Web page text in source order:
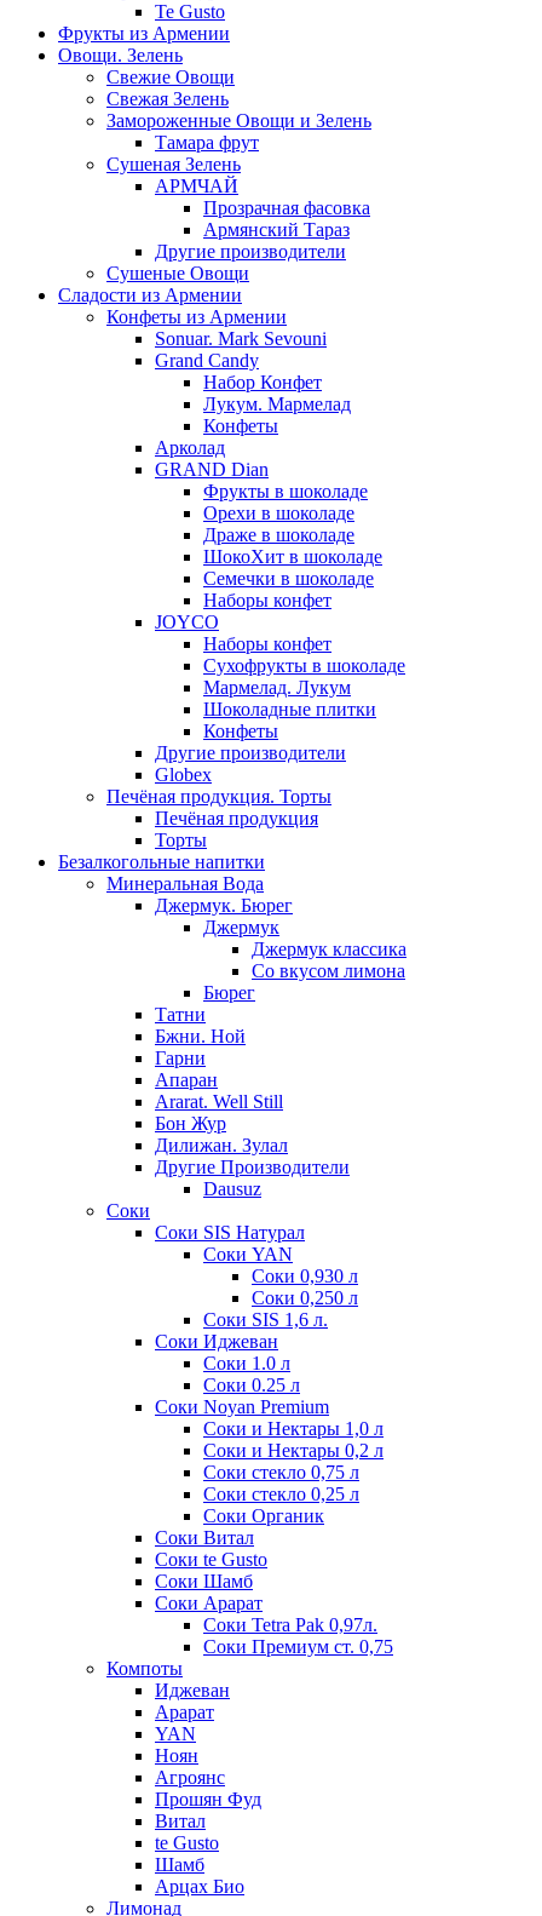
Te Gusto
Фрукты из Армении
Овощи. Зелень
Свежие Овощи
Свежая Зелень
Замороженные Овощи и Зелень
Тамара фрут
Сушеная Зелень
АРМЧАЙ
Прозрачная фасовка
Армянский Тараз
Другие производители
Сушеные Овощи
Сладости из Армении
Конфеты из Армении
Sonuar. Mark Sevouni
Grand Candy
Набор Конфет
Лукум. Мармелад
Конфеты
Арколад
GRAND Dian
Фрукты в шоколаде
Орехи в шоколаде
Драже в шоколаде
ШокоХит в шоколаде
Семечки в шоколаде
Наборы конфет
JOYCO
Наборы конфет
Сухофрукты в шоколаде
Мармелад. Лукум
Шоколадные плитки
Конфеты
Другие производители
Globex
Печёная продукция. Торты
Печёная продукция
Торты
Безалкогольные напитки
Минеральная Вода
Джермук. Бюрег
Джермук
Джермук классика
Со вкусом лимона
Бюрег
Татни
Бжни. Ной
Гарни
Апаран
Ararat. Well Still
Бон Жур
Дилижан. Зулал
Другие Производители
Dausuz
Соки
Соки SIS Натурал
Соки YAN
Соки 0,930 л
Соки 0,250 л
Соки SIS 1,6 л.
Соки Иджеван
Соки 1.0 л
Соки 0.25 л
Соки Noyan Premium
Соки и Нектары 1,0 л
Соки и Нектары 0,2 л
Соки стекло 0,75 л
Соки стекло 0,25 л
Соки Органик
Соки Витал
Соки te Gusto
Соки Шамб
Соки Арарат
Соки Tetra Pak 0,97л.
Соки Премиум ст. 0,75
Компоты
Иджеван
Арарат
YAN
Ноян
Агроянс
Прошян Фуд
Витал
te Gusto
Шамб
Арцах Био
Лимонад